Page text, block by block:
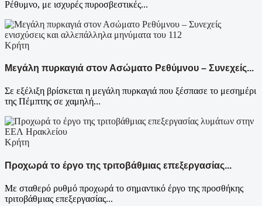
Ρέθυμνο, με ισχυρές πυροσβεστικές...
Κρήτη
Μεγάλη πυρκαγιά στον Ασώματο Ρεθύμνου – Συνεχείς...
Σε εξέλιξη βρίσκεται η μεγάλη πυρκαγιά που ξέσπασε το μεσημέρι
της Πέμπτης σε χαμηλή...
Κρήτη
Προχωρά το έργο της τριτοβάθμιας επεξεργασίας...
Με σταθερό ρυθμό προχωρά το σημαντικό έργο της προσθήκης
τριτοβάθμιας επεξεργασίας...